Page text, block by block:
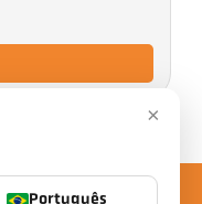
×
Português